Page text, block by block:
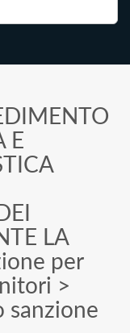
E
LA
per
>
sanzione